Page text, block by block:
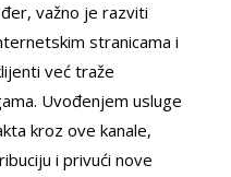
važno je razviti
stranicama i
već traže
Uvođenjem usluge
kroz ove kanale,
i privući nove